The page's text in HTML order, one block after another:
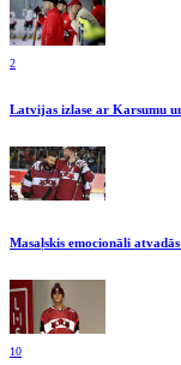
2
Latvijas izlase ar Karsumu
Masaļskis emocionāli
10